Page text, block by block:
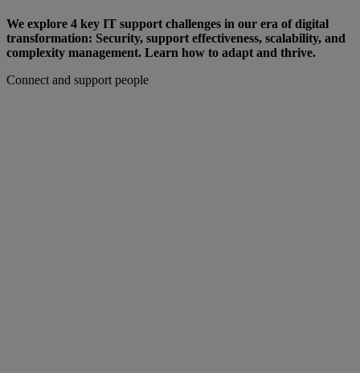
We explore 4 key IT support challenges in our era of digital
transformation: Security, support effectiveness, scalability, and
complexity management. Learn how to adapt and thrive.
Connect and support people